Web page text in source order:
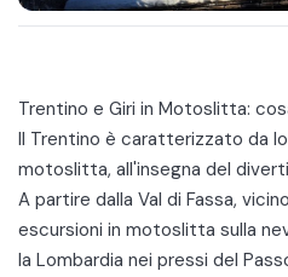
Trentino e Giri in Motoslitta:
Il Trentino è caratterizzato da
motoslitta, all'insegna del
A partire dalla Val di Fassa,
escursioni in motoslitta sulla
la Lombardia nei pressi del